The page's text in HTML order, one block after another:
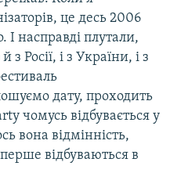
це десь 2006
І насправді плутали,
Росії, і з України, і з
дату, проходить
чомусь відбувається у
вона відмінність,
відбуваються в